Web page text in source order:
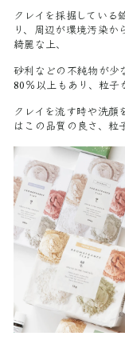
クレイを採掘している
り、周辺が環境汚染か
綺麗な上、
砂利などの不純物が少
80％以上もあり、粒子
クレイを流す時や洗
はこの品質の良さ、